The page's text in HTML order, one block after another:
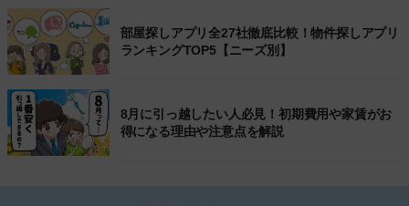
部屋探しアプリ全27社徹底比較！物件探しアプリ
ランキングTOP5【ニーズ別】
8月に引っ越したい人必見！初期費用や家賃がお
得になる理由や注意点を解説